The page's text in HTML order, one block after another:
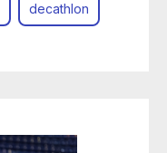
decathlon